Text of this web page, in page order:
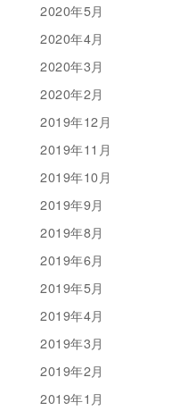
2020年5月
2020年4月
2020年3月
2020年2月
2019年12月
2019年11月
2019年10月
2019年9月
2019年8月
2019年6月
2019年5月
2019年4月
2019年3月
2019年2月
2019年1月